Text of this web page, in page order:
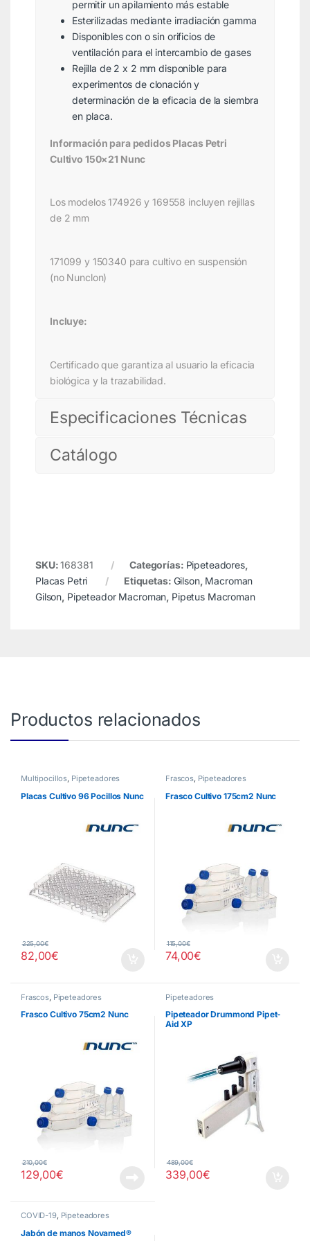
permitir un apilamiento más estable
Esterilizadas mediante irradiación gamma
Disponibles con o sin orificios de
ventilación para el intercambio de gases
Rejilla de 2 x 2 mm disponible para
experimentos de clonación y
determinación de la eficacia de la siembra
en placa.
Información para pedidos Placas Petri
Cultivo 150×21 Nunc
Los modelos 174926 y 169558 incluyen rejillas
de 2 mm
171099 y 150340 para cultivo en suspensión
(no Nunclon)
Incluye:
Certificado que garantiza al usuario la eficacia
biológica y la trazabilidad.
Especificaciones Técnicas
Catálogo
SKU:168381 Categorías: Pipeteadores,
Placas Petri
Etiquetas: Gilson, Macroman
Gilson, Pipeteador Macroman, Pipetus Macroman
Productos relacionados
Multipocillos, Pipeteadores
Placas Cultivo 96 Pocillos Nunc
82,00€
225,00€
Frascos, Pipeteadores
Frasco Cultivo 175cm2 Nunc
74,00€
115,00€
Frascos, Pipeteadores
Frasco Cultivo 75cm2 Nunc
129,00€
210,00€
Pipeteadores
Pipeteador Drummond Pipet-
Aid XP
339,00€
489,00€
COVID-19, Pipeteadores
Jabón de manos Novamed®